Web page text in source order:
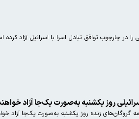
روز یکشنبه به‌صورت یک‌جا آزاد
گروگان‌های زنده روز یکشنبه به‌صورت یک‌جا آزاد